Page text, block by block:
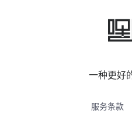
一种更好
服务条款